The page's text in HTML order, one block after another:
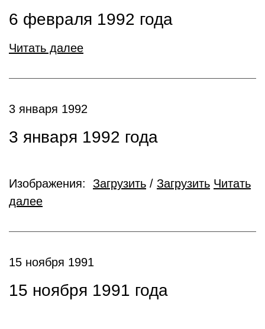
6 февраля 1992 года
Читать далее
3 января 1992
3 января 1992 года
Изображения: Загрузить / Загрузить Читать
далее
15 ноября 1991
15 ноября 1991 года